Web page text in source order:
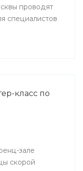
проводят
специалистов
класс по
зале
скорой